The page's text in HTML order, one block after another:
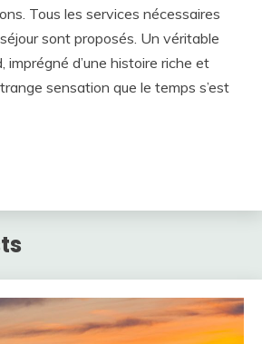
Tous les services nécessaires
sont proposés. Un véritable
imprégné d’une histoire riche et
sensation que le temps s’est